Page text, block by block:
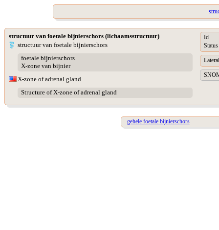
structuur van foetale bijnierschors (lichaamsstructuur)
structuur van foetale bijnierschors
foetale bijnierschors
X-zone van bijnier
X-zone of adrenal gland
Structure of X-zone of adrenal gland
Id
Status
gehele foetale bijnierschors